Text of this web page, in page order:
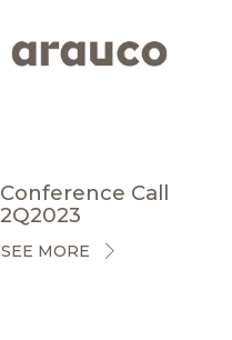
Conference Call
2Q2023
SEE MORE